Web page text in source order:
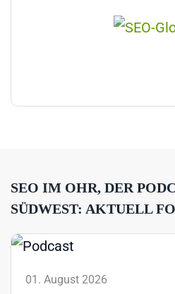
SEO IM OHR, DER
SÜDWEST: AKTUELL
01. August 2026